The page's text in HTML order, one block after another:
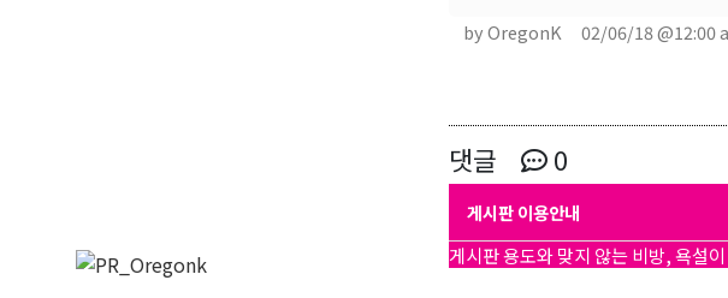
by OregonK 02/06/18 @12:00
댓글 0
게시판 이용안내
게시판 용도와 맞지 않는 비방, 욕설